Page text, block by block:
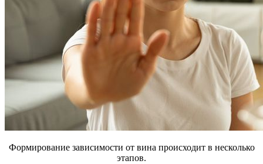
Формирование зависимости от вина происходит в несколько
этапов.